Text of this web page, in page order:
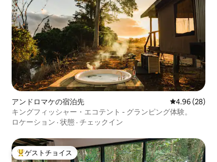
アンドロマケの宿泊先 レビュー28
4.96 (28)
キングフィッシャー・エコテント - グランピング体験。
ロケーション · 状態 · チェックイン
大好評のゲストチョイスです。
ゲストチョイス